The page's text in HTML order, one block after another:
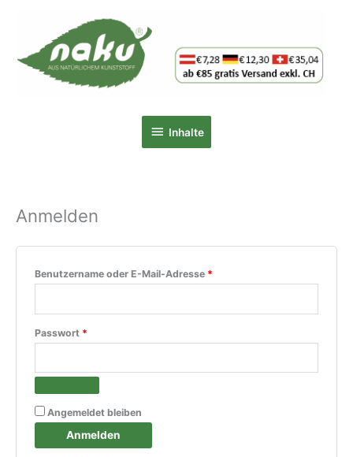
Inhalte
Inhalte
Anmelden
Benutzername oder E-Mail-Adresse *
Passwort *
Angemeldet bleiben
Anmelden